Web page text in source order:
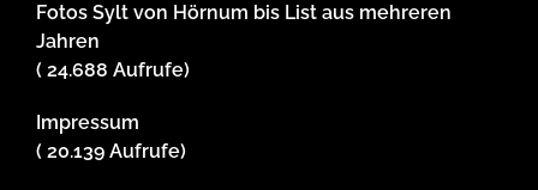
Fotos Sylt von Hörnum bis List aus mehreren
Jahren
( 24.688 Aufrufe)
Impressum
( 20.139 Aufrufe)